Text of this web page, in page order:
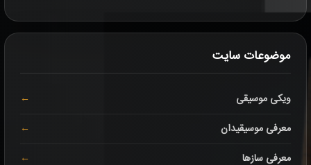
موضوعات سایت
ویکی موسیقی
معرفی موسیقیدان
معرفی سازها